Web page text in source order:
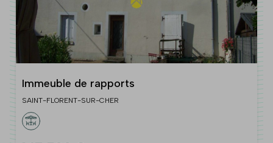
Immeuble de rapports
SAINT-FLORENT-SUR-CHER